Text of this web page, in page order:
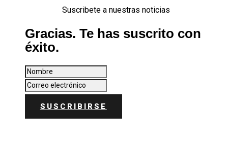
Suscribete a nuestras noticias
Gracias. Te has suscrito con
éxito.
SUSCRIBIRSE